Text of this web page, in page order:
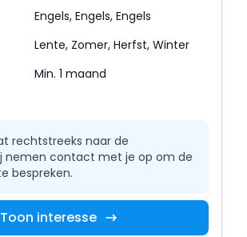
Engels, Engels, Engels
Lente, Zomer, Herfst, Winter
Min. 1 maand
rechtstreeks naar de
nemen contact met je op om de
bespreken.
Toon interesse